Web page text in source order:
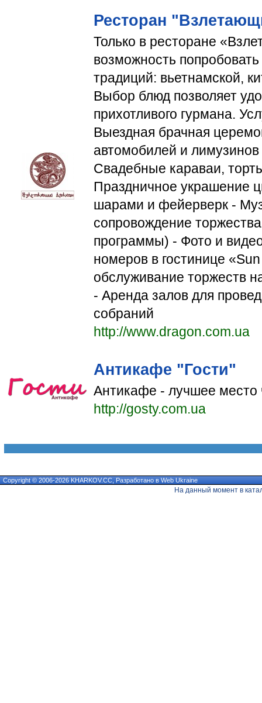
Ресторан
Только в ресторане
возможность
традиций: вьетнамской,
Выбор блюд позволяет
прихотливого гурмана.
Выездная брачная
автомобилей и
Свадебные караваи,
Праздничное украшение
шарами и фейерверк -
сопровождение
программы) - Фото и
номеров в гостинице
обслуживание торжеств
- Аренда залов для
собраний
http://www.dragon.com.ua
Антикафе "Гости"
Антикафе - лучшее место
http://gosty.com.ua
Copyright © 2006-2026 KHARKOV.CC, Разработано вWeb Ukraine
На данный момент в